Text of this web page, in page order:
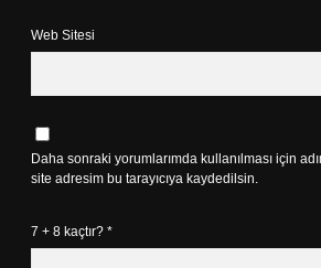
Web Sitesi
Daha sonraki yorumlarımda kullanılması için
site adresim bu tarayıcıya kaydedilsin.
7 + 8 kaçtır? *